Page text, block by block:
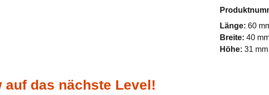
Länge: 60
Breite: 40
Höhe: 31 mm
auf das nächste Level!